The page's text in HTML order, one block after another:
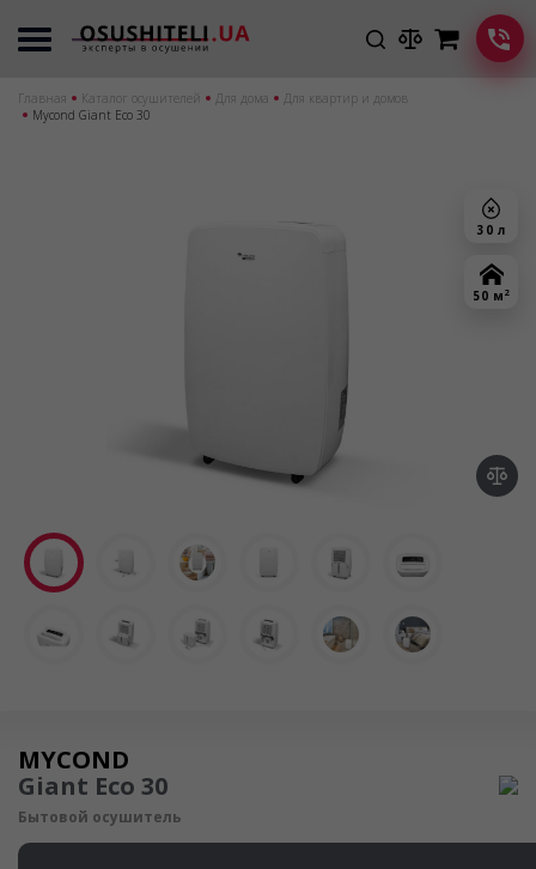
Главная Каталог осушителей Для дома
Для квартир и домов
Mycond Giant Eco 30
30 л
50 м 2
Осушитель воздуха
MYCOND
Giant Eco 30
Бытовой осушитель